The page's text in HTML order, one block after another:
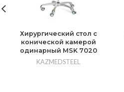
Хирургический стол с
конической камерой
одинарный MSK 7020
KAZMEDSTEEL